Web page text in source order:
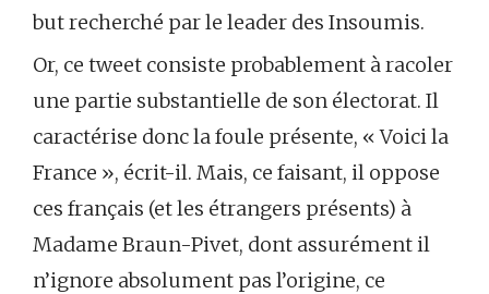
but recherché par le leader des Insoumis.
Or, ce tweet consiste probablement à racoler
une partie substantielle de son électorat. Il
caractérise donc la foule présente, « Voici la
France », écrit-il. Mais, ce faisant, il oppose
ces français (et les étrangers présents) à
Madame Braun-Pivet, dont assurément il
n’ignore absolument pas l’origine, ce